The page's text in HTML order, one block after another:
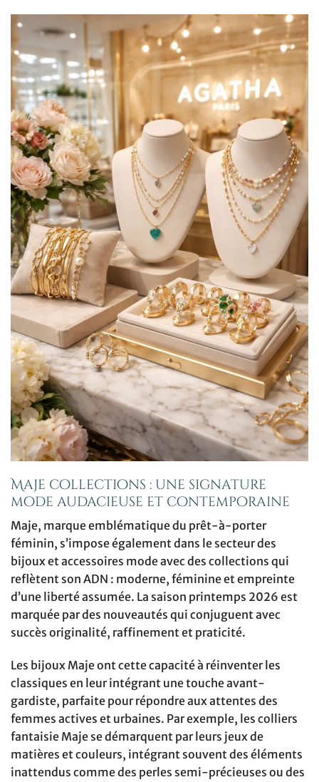
Maje collections : une signature
mode audacieuse et contemporaine
Maje, marque emblématique du prêt-à-porter
féminin, s’impose également dans le secteur des
bijoux et accessoires mode avec des collections qui
reflètent son ADN : moderne, féminine et empreinte
d’une liberté assumée. La saison printemps 2026 est
marquée par des nouveautés qui conjuguent avec
succès originalité, raffinement et praticité.
Les bijoux Maje ont cette capacité à réinventer les
classiques en leur intégrant une touche avant-
gardiste, parfaite pour répondre aux attentes des
femmes actives et urbaines. Par exemple, les colliers
fantaisie Maje se démarquent par leurs jeux de
matières et couleurs, intégrant souvent des éléments
inattendus comme des perles semi-précieuses ou des